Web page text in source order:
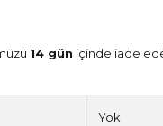
14 gün içinde iade
Yok